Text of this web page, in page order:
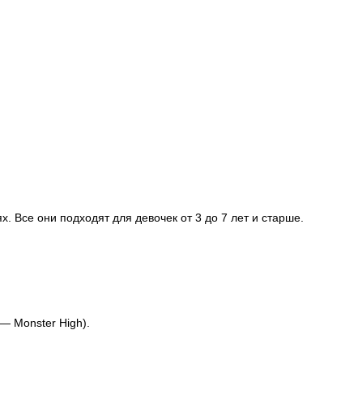
Все они подходят для девочек от 3 до 7 лет и старше.
Monster High).